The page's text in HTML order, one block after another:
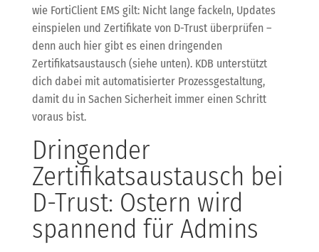
wie FortiClient EMS gilt: Nicht lange fackeln, Updates
einspielen und Zertifikate von D-Trust überprüfen –
denn auch hier gibt es einen dringenden
Zertifikatsaustausch (siehe unten). KDB unterstützt
dich dabei mit automatisierter Prozessgestaltung,
damit du in Sachen Sicherheit immer einen Schritt
voraus bist.
Dringender
Zertifikatsaustausch bei
D-Trust: Ostern wird
spannend für Admins